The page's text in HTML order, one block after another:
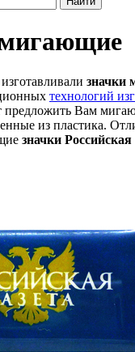
значки
технологий
предложить Вам
из пластика.
значки Российская